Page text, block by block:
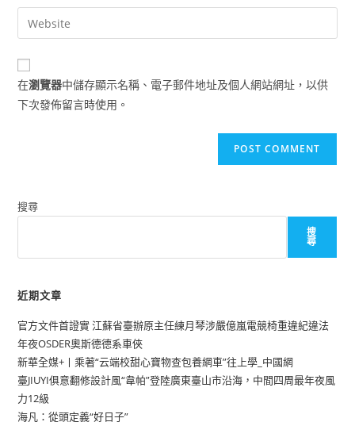
comment
email
address
comment
Enter
your
website
URL
(optional)
在瀏覽器中儲存顯示名稱、電子郵件地址及個人網站網址，以供
下次發佈留言時使用。
搜尋
搜
尋
近期文章
官方文件首證實 江蘇省臺辦原主任練月琴涉嚴億嵐電競椅重違紀違法
年夜OSDER奧斯德德系車俠
新華全媒+丨乘著“云端校甜心寶物查包養網車”往上學_中國網
臺JIUYI俱意翻修設計風“韋帕”登陸廣東臺山市沿海，中間四周最年夜風
力12級
海凡：從頭定義“好日子”